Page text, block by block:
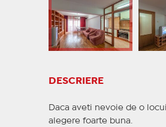
DESCRIERE
Daca aveti nevoie de o
alegere foarte buna.